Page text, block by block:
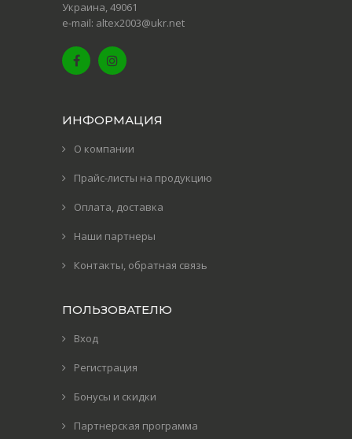
Украина, 49061
e-mail: altex2003@ukr.net
ИНФОРМАЦИЯ
О компании
Прайс-листы на продукцию
Оплата, доставка
Наши партнеры
Контакты, обратная связь
ПОЛЬЗОВАТЕЛЮ
Вход
Регистрация
Бонусы и скидки
Партнерская программа